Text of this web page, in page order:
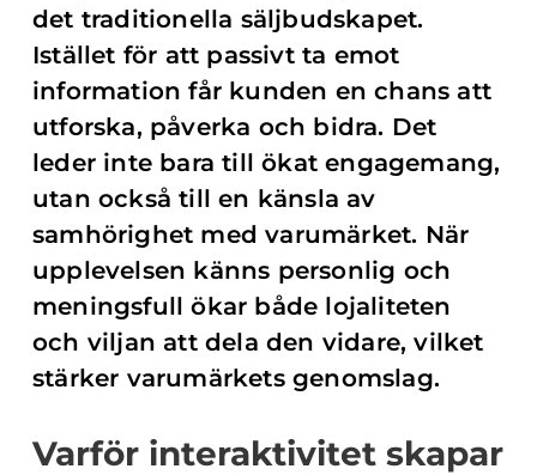
det traditionella säljbudskapet.
Istället för att passivt ta emot
information får kunden en chans att
utforska, påverka och bidra. Det
leder inte bara till ökat engagemang,
utan också till en känsla av
samhörighet med varumärket. När
upplevelsen känns personlig och
meningsfull ökar både lojaliteten
och viljan att dela den vidare, vilket
stärker varumärkets genomslag.
Varför interaktivitet skapar